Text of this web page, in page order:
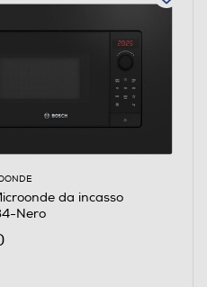
da incasso
Nero